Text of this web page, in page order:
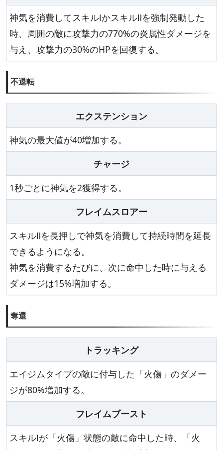
神気を消費してスキルⅠかスキルⅡを強制発動した
時、周囲の敵に攻撃力の770%の炎属性ダメージを
与え、攻撃力の30%のHPを回復する。
不退転
エクステンション
神気の最大値が40増加する。
チャージ
1秒ごとに神気を2獲得する。
フレイムスロアー
スキルⅡを長押しで神気を消費して持続時間を延長
できるようになる。
神気を消費するたびに、次に命中した時に与える
ダメージは15%増加する。
奪還
トラッキング
エイジムタイプの敵に付与した「火傷」のダメー
ジが80%増加する。
フレイムブースト
スキルⅠが「火傷」状態の敵に命中した時、「火